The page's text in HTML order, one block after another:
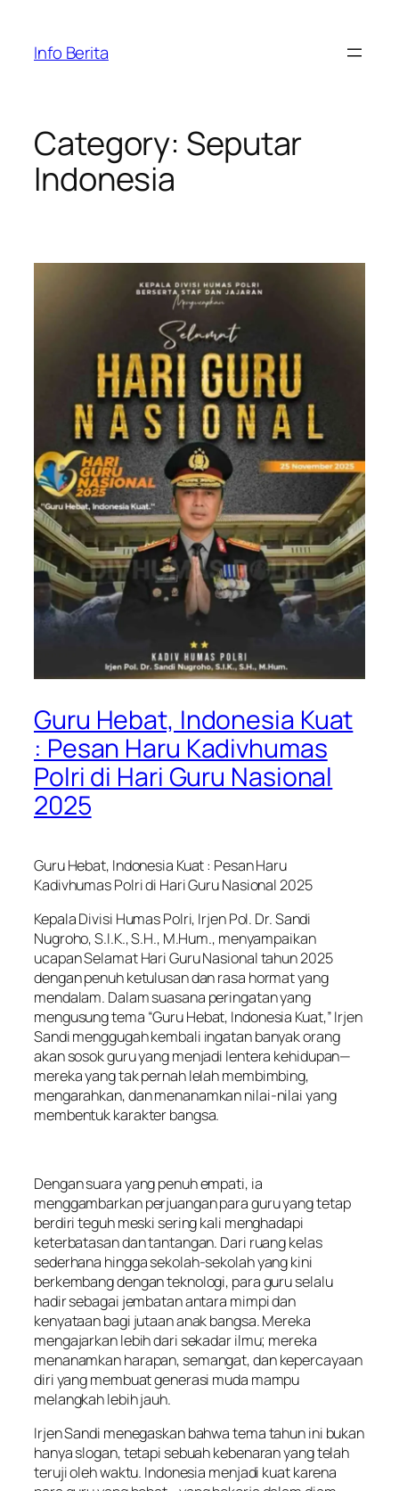
content
Info Berita
Category: Seputar
Indonesia
Guru Hebat, Indonesia Kuat
: Pesan Haru Kadivhumas
Polri di Hari Guru Nasional
2025
Guru Hebat, Indonesia Kuat : Pesan Haru
Kadivhumas Polri di Hari Guru Nasional 2025
Kepala Divisi Humas Polri, Irjen Pol. Dr. Sandi
Nugroho, S.I.K., S.H., M.Hum., menyampaikan
ucapan Selamat Hari Guru Nasional tahun 2025
dengan penuh ketulusan dan rasa hormat yang
mendalam. Dalam suasana peringatan yang
mengusung tema “Guru Hebat, Indonesia Kuat,” Irjen
Sandi menggugah kembali ingatan banyak orang
akan sosok guru yang menjadi lentera kehidupan—
mereka yang tak pernah lelah membimbing,
mengarahkan, dan menanamkan nilai-nilai yang
membentuk karakter bangsa.
Dengan suara yang penuh empati, ia
menggambarkan perjuangan para guru yang tetap
berdiri teguh meski sering kali menghadapi
keterbatasan dan tantangan. Dari ruang kelas
sederhana hingga sekolah-sekolah yang kini
berkembang dengan teknologi, para guru selalu
hadir sebagai jembatan antara mimpi dan
kenyataan bagi jutaan anak bangsa. Mereka
mengajarkan lebih dari sekadar ilmu; mereka
menanamkan harapan, semangat, dan kepercayaan
diri yang membuat generasi muda mampu
melangkah lebih jauh.
Irjen Sandi menegaskan bahwa tema tahun ini bukan
hanya slogan, tetapi sebuah kebenaran yang telah
teruji oleh waktu. Indonesia menjadi kuat karena